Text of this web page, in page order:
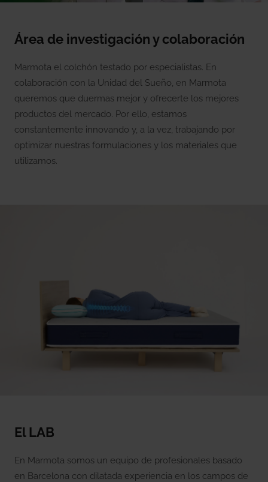
Área de investigación y colaboración
Marmota el colchón testado por especialistas. En
colaboración con la Unidad del Sueño, en Marmota
queremos que duermas mejor y ofrecerte los mejores
productos del mercado. Por ello, estamos
constantemente innovando y, a la vez, trabajando por
optimizar nuestras formulaciones y los materiales que
utilizamos.
El LAB
En Marmota somos un equipo de profesionales basado
en Barcelona con dilatada experiencia en los campos de